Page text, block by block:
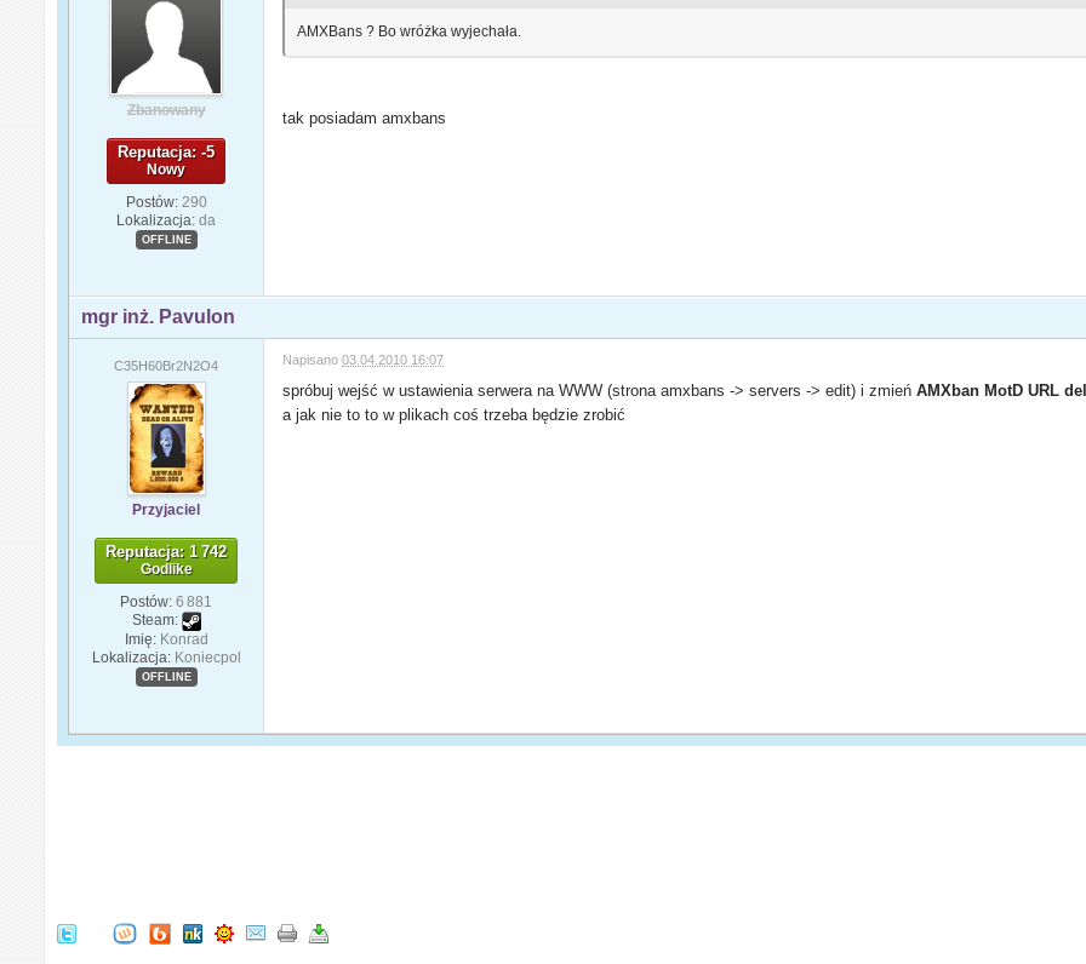
Zbanowany
Reputacja: -5
Nowy
Postów: 290
Lokalizacja: da
OFFLINE
AMXBans ? Bo wróżka wyjechała.
tak posiadam amxbans
mgr inż. Pavulon
C35H60Br2N2O4
Przyjaciel
Reputacja: 1 742
Godlike
Postów: 6 881
Steam:
Imię: Konrad
Lokalizacja: Koniecpol
OFFLINE
Napisano03.04.2010 16:07
spróbuj wejść w ustawienia serwera na WWW (strona amxbans -> servers -> edit) i zmieńAMXban MotD URL
a jak nie to to w plikach coś trzeba będzie zrobić